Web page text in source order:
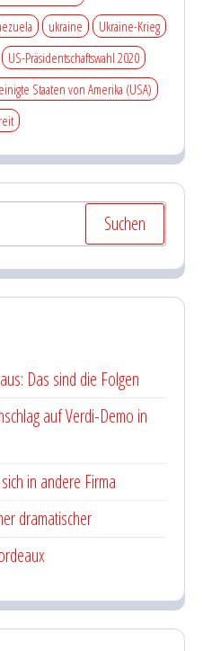
ukraine
Ukraine-Krieg
US-Präsidentschaftswahl 2020
Staaten von Amerika (USA)
Das sind die Folgen
auf Verdi-Demo in
in andere Firma
dramatischer